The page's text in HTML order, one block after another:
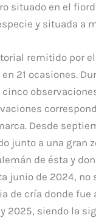
situado en el
y situada a
remitido por
21 ocasiones.
cinco
Desde
junto a una gran
de ésta y
junio de 2024, no
de cría donde fue
2025, siendo la